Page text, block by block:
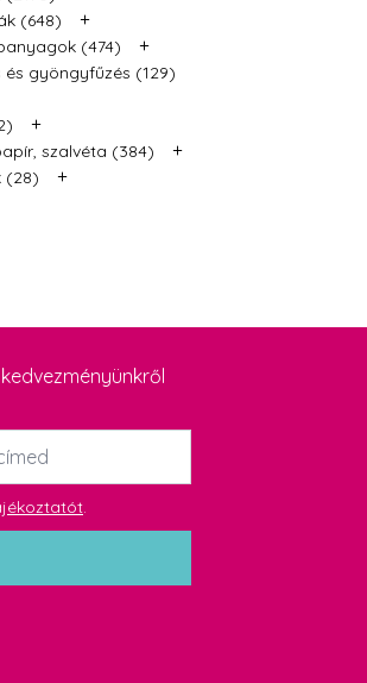
(648) +
(474) +
és gyöngyfűzés (129)
+
szalvéta (384) +
(28) +